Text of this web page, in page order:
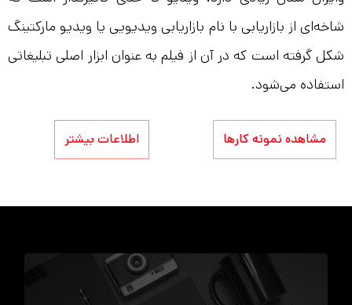
شاخه‌ای از بازاریابی با نام بازاریابی ویدیویی یا ویدیو مارکتینگ
شکل گرفته است که در آن از فیلم به عنوان ابزار اصلی تبلیغاتی
استفاده می‌شود.
مشاهده نمونه کارها اطلاعات بیشتر